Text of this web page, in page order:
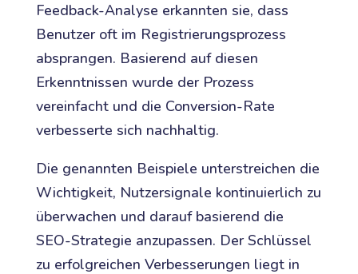
Feedback-Analyse erkannten sie, dass
Benutzer oft im Registrierungsprozess
absprangen. Basierend auf diesen
Erkenntnissen wurde der Prozess
vereinfacht und die Conversion-Rate
verbesserte sich nachhaltig.
Die genannten Beispiele unterstreichen die
Wichtigkeit, Nutzersignale kontinuierlich zu
überwachen und darauf basierend die
SEO-Strategie anzupassen. Der Schlüssel
zu erfolgreichen Verbesserungen liegt in